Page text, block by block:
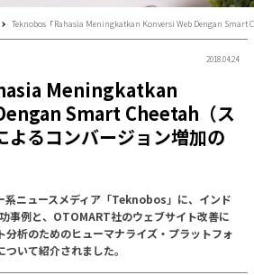
Teknobos「Rahasia Meningkatkan Konversi Web Dengan Smart
2018.04.24
Meningkatkan
Smart Cheetah（ス
よるコンバージョン増加の
系ニュースメディア「Teknobos」に、インド
事例と、OTOMART社のウェブサイト改善に
分析のためのヒューマナライズ・プラットフォ
いて紹介されました。